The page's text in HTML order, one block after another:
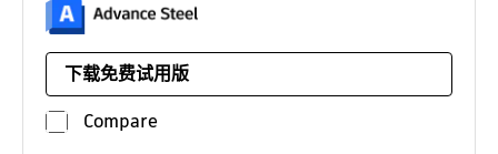
下载免费试用版
平台：
/年 Compare